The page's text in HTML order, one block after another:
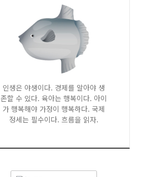
인생은 야생이다. 경제를 알아야 생
존할 수 있다. 육아는 행복이다. 아이
가 행복해야 가정이 행복하다. 국제
정세는 필수이다. 흐름을 읽자.